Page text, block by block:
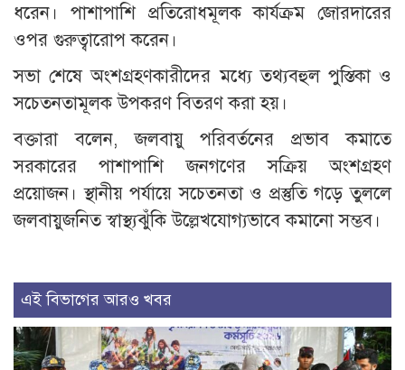
ধরেন। পাশাপাশি প্রতিরোধমূলক কার্যক্রম জোরদারের
ওপর গুরুত্বারোপ করেন।
সভা শেষে অংশগ্রহণকারীদের মধ্যে তথ্যবহুল পুস্তিকা ও
সচেতনতামূলক উপকরণ বিতরণ করা হয়।
বক্তারা বলেন, জলবায়ু পরিবর্তনের প্রভাব কমাতে
সরকারের পাশাপাশি জনগণের সক্রিয় অংশগ্রহণ
প্রয়োজন। স্থানীয় পর্যায়ে সচেতনতা ও প্রস্তুতি গড়ে তুললে
জলবায়ুজনিত স্বাস্থ্যঝুঁকি উল্লেখযোগ্যভাবে কমানো সম্ভব।
এই বিভাগের আরও খবর